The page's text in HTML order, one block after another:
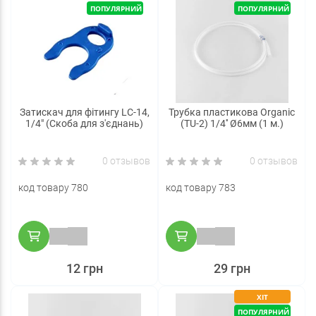
ПОПУЛЯРНИЙ
Затискач для фітингу LC-14,
1/4" (Скоба для з'єднань)
0 отзывов
код товару 780
12 грн
ПОПУЛЯРНИЙ
Трубка пластикова Organic
(TU-2) 1/4'' Ø6мм (1 м.)
0 отзывов
код товару 783
29 грн
ХІТ
ПОПУЛЯРНИЙ